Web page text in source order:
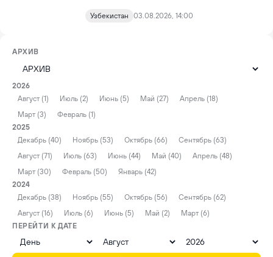
Узбекистан 03.08.2026, 14:00
АРХИВ
2026
Август (1)
Июль (2) Июнь (5) Май (27)
Апрель (18)
Март (3)
Февраль (1)
2025
Декабрь (40)
Ноябрь (53) Октябрь (66)
Сентябрь (63)
Август (71)
Июль (63) Июнь (44) Май (40)
Апрель (48)
Март (30)
Февраль (50)
Январь (42)
2024
Декабрь (38)
Ноябрь (55) Октябрь (56)
Сентябрь (62)
Август (16)
Июль (6) Июнь (5) Май (2)
Март (6)
ПЕРЕЙТИ К ДАТЕ